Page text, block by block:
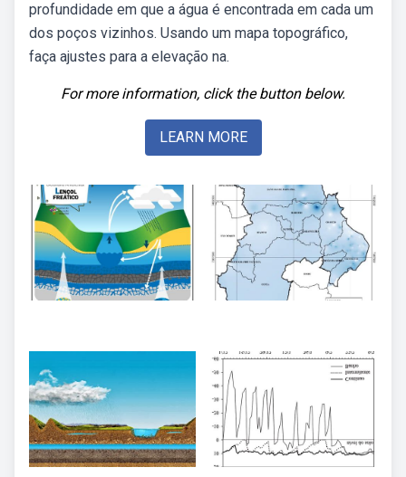
profundidade em que a água é encontrada em cada um
dos poços vizinhos. Usando um mapa topográfico,
faça ajustes para a elevação na.
For more information, click the button below.
LEARN MORE